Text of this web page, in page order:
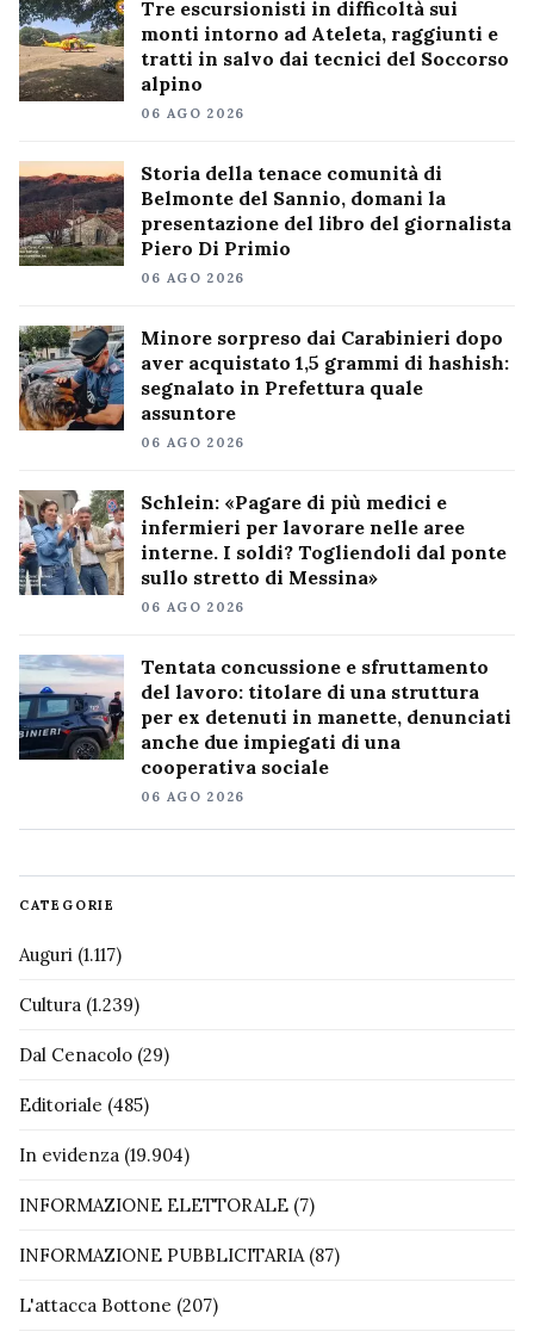
Tre escursionisti in difficoltà sui
monti intorno ad Ateleta, raggiunti e
tratti in salvo dai tecnici del Soccorso
alpino
06 AGO 2026
Storia della tenace comunità di
Belmonte del Sannio, domani la
presentazione del libro del giornalista
Piero Di Primio
06 AGO 2026
Minore sorpreso dai Carabinieri dopo
aver acquistato 1,5 grammi di hashish:
segnalato in Prefettura quale
assuntore
06 AGO 2026
Schlein: «Pagare di più medici e
infermieri per lavorare nelle aree
interne. I soldi? Togliendoli dal ponte
sullo stretto di Messina»
06 AGO 2026
Tentata concussione e sfruttamento
del lavoro: titolare di una struttura
per ex detenuti in manette, denunciati
anche due impiegati di una
cooperativa sociale
06 AGO 2026
CATEGORIE
Auguri (1.117)
Cultura (1.239)
Dal Cenacolo (29)
Editoriale (485)
In evidenza (19.904)
INFORMAZIONE ELETTORALE (7)
INFORMAZIONE PUBBLICITARIA(87)
L'attacca Bottone (207)